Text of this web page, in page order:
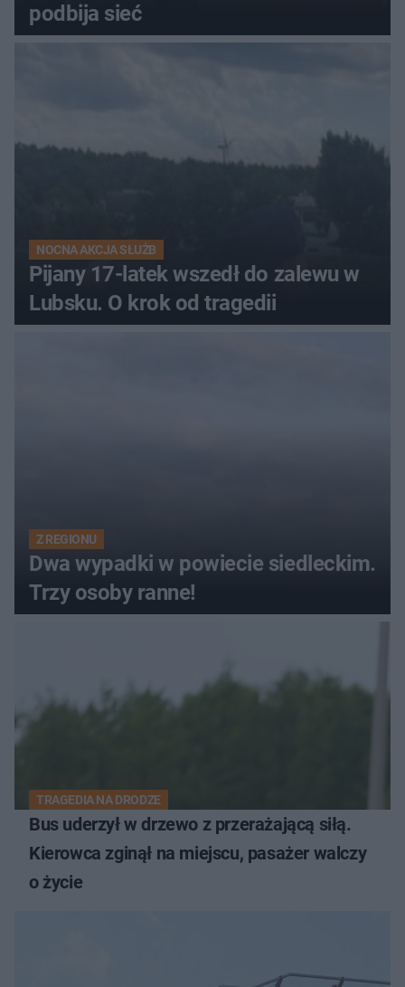
podbija sieć
NOCNA AKCJA SŁUŻB
Pijany 17-latek wszedł do zalewu w
Lubsku. O krok od tragedii
Z REGIONU
Dwa wypadki w powiecie siedleckim.
Trzy osoby ranne!
TRAGEDIA NA DRODZE
Bus uderzył w drzewo z przerażającą siłą.
Kierowca zginął na miejscu, pasażer walczy
o życie